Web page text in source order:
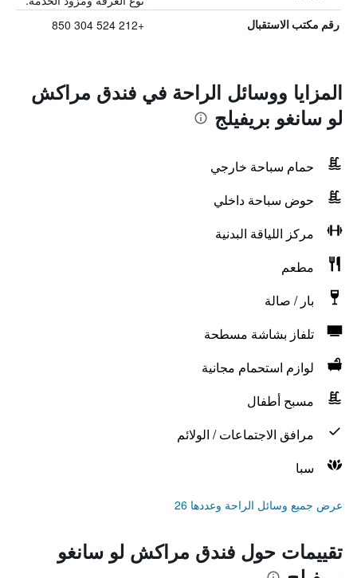
رقم مكتب الاستقبال +212 524 304 850
المزايا ووسائل الراحة في فندق مراكش
لو سانغو بريفيلج
حمام سباحة خارجي
حوض سباحة داخلي
مركز اللياقة البدنية
مطعم
بار / صالة
تلفاز بشاشة مسطحة
لوازم استحمام مجانية
مسبح أطفال
مرافق الاجتماعات / الولائم
سبا
عرض جميع وسائل الراحة وعددها 26
تقييمات حول فندق مراكش لو سانغو